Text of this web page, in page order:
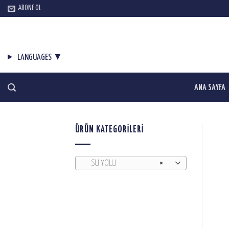
Skip
ABONE OL
LANGUAGES ▼
ANA SAYFA
ÜRÜN KATEGORILERI
×
SU YOLU